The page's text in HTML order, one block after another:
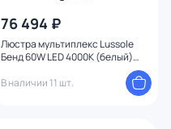
76 494 ₽
Люстра мультиплекс Lussole
Бенд 60W LED 4000К (белый)
В наличии 11 шт.